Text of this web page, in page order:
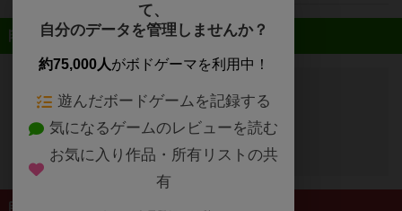
近日開催予定のイベント
開催予定のイベントはありません
終了したイベント
て、
自分のデータを管理しませんか？
約75,000人がボドゲーマを利用中！
遊んだボードゲームを記録する
気になるゲームのレビューを読む
お気に入り作品・所有リストの共
有